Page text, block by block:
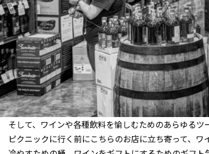
そして、ワインや各種飲料を愉しむためのあらゆるツ
ピクニックに行く前にこちらのお店に立ち寄って、